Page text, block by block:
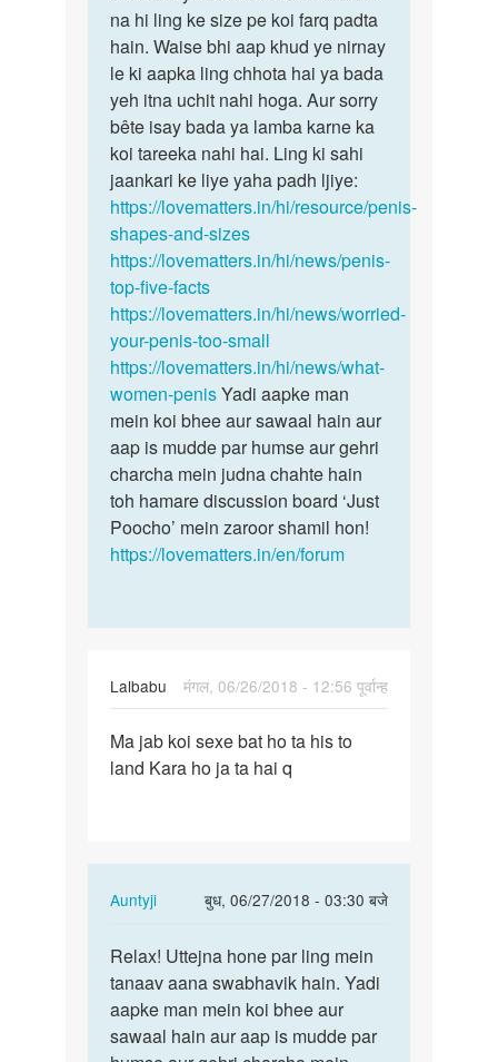
hast…
by
Narendra
kumar
na hi ling ke size pe koi farq padta
hain. Waise bhi aap khud ye nirnay
le ki aapka ling chhota hai ya bada
yeh itna uchit nahi hoga. Aur sorry
bête isay bada ya lamba karne ka
koi tareeka nahi hai. Ling ki sahi
jaankari ke liye yaha padh ljiye:
https://lovematters.in/hi/resource/penis-
shapes-and-sizes
https://lovematters.in/hi/news/penis-
top-five-facts
https://lovematters.in/hi/news/worried-
your-penis-too-small
https://lovematters.in/hi/news/what-
women-penisYadi aapke man
mein koi bhee aur sawaal hain aur
aap is mudde par humse aur gehri
charcha mein judna chahte hain
toh hamare discussion board ‘Just
Poocho’ mein zaroor shamil hon!
https://lovematters.in/en/forum
Lalbabu
मंगल, 06/26/2018 - 12:56 पूर्वान्ह
Ma
jab
ta…
Ma jab koi sexe bat ho ta his to
land Kara ho ja ta hai q
Auntyji
बुध, 06/27/2018 - 03:30 बजे
In
to
Ma
jab
koi
Relax!
Uttejna
hone
par
Relax! Uttejna hone par ling mein
tanaav aana swabhavik hain. Yadi
aapke man mein koi bhee aur
sawaal hain aur aap is mudde par